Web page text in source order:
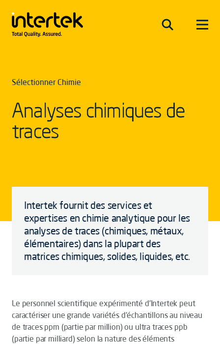
Sélectionner Chimie
Analyses chimiques de
traces
Intertek fournit des services et
expertises en chimie analytique pour les
analyses de traces (chimiques, métaux,
élémentaires) dans la plupart des
matrices chimiques, solides, liquides, etc.
Le personnel scientifique expérimenté d'Intertek peut
caractériser une grande variétés d'échantillons au niveau
de traces ppm (partie par million) ou ultra traces ppb
(partie par milliard) selon la nature des éléments